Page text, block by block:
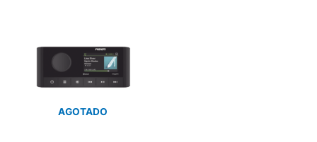
AGOTADO